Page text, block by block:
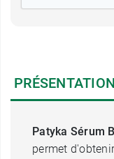
PRÉSENTATION
Patyka Sérum
permet